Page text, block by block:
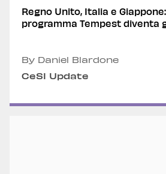
Regno Unito, Italia e
programma Tempest diventa
By Daniel Blardone
CeSI Update